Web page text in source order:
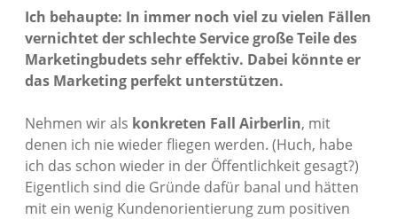
Ich behaupte: In immer noch viel zu vielen Fällen
vernichtet der schlechte Service große Teile des
Marketingbudets sehr effektiv. Dabei könnte er
das Marketing perfekt unterstützen.
Nehmen wir als konkreten Fall Airberlin, mit
denen ich nie wieder fliegen werden. (Huch, habe
ich das schon wieder in der Öffentlichkeit gesagt?)
Eigentlich sind die Gründe dafür banal und hätten
mit ein wenig Kundenorientierung zum positiven